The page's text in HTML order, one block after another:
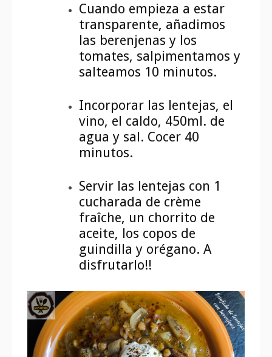
Cuando empieza a estar
transparente, añadimos
las berenjenas y los
tomates, salpimentamos y
salteamos 10 minutos.
Incorporar las lentejas, el
vino, el caldo, 450ml. de
agua y sal. Cocer 40
minutos.
Servir las lentejas con 1
cucharada de crème
fraîche, un chorrito de
aceite, los copos de
guindilla y orégano. A
disfrutarlo!!